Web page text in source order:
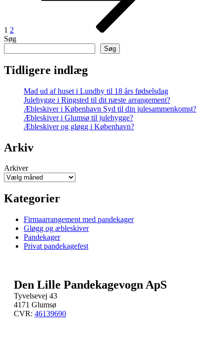
1 2
Søg
Søg
Tidligere indlæg
Mad ud af huset i Lundby til 18 års fødselsdag
Julehygge i Ringsted til dit næste arrangement?
Æbleskiver i København Syd til din julesammenkomst?
Æbleskiver i Glumsø til julehygge?
Æbleskiver og gløgg i København?
Arkiv
Arkiver
Kategorier
Firmaarrangement med pandekager
Gløgg og æbleskiver
Pandekager
Privat pandekagefest
Den Lille Pandekagevogn ApS
Tyvelsevej 43
4171 Glumsø
CVR: 46139690